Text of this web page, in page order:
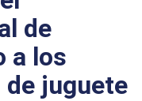
de
a los
de juguete